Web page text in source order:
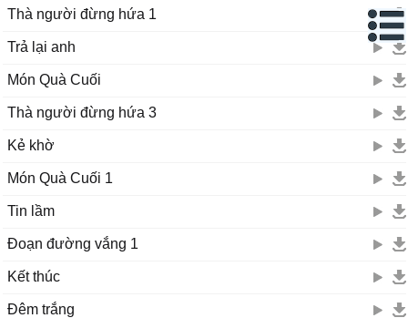
Đời ai cũng mơ giàu sang có đâu vui gì
Đừng như con sáo khóc than nàng dâu cha chồng
Đừng như con sáo khóc than nàng dâu cha chồng
Thà người đừng hứa 1
Trả lại anh
Món Quà Cuối
Thà người đừng hứa 3
Kẻ khờ
Món Quà Cuối 1
Tin lầm
Đoạn đường vắng 1
Kết thúc
Đêm trắng